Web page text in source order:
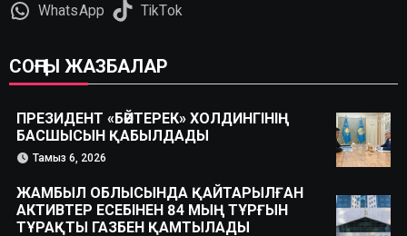
WhatsApp
TikTok
СОҢҒЫ ЖАЗБАЛАР
ПРЕЗИДЕНТ «БӘЙТЕРЕК» ХОЛДИНГІНІҢ
БАСШЫСЫН ҚАБЫЛДАДЫ
Тамыз 6, 2026
ЖАМБЫЛ ОБЛЫСЫНДА ҚАЙТАРЫЛҒАН
АКТИВТЕР ЕСЕБІНЕН 84 МЫҢ ТҰРҒЫН
ТҰРАҚТЫ ГАЗБЕН ҚАМТЫЛАДЫ